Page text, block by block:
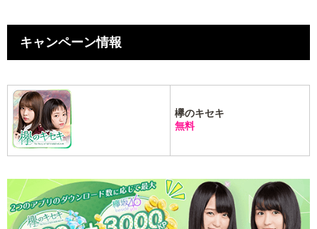
キャンペーン情報
欅のキセキ
無料